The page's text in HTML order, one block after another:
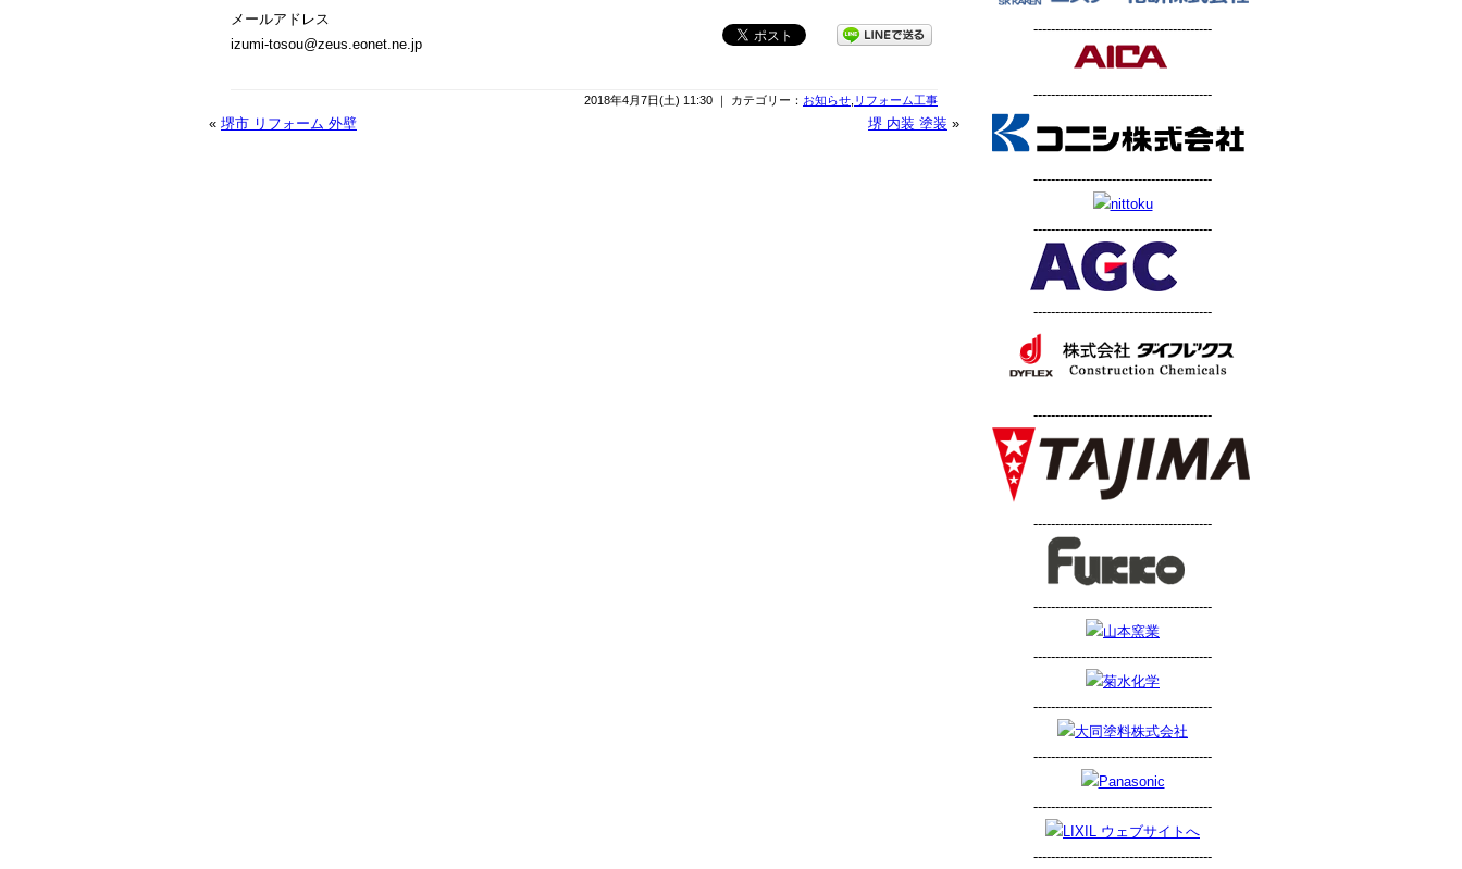
メールアドレス
izumi-tosou@zeus.eonet.ne.jp
2018年4月7日(土) 11:30 ｜ カテゴリー： お知らせ リフォーム工事
« 堺市 リフォーム 外壁 堺 内装 塗装 »
-----------------------------------------
-----------------------------------------
-----------------------------------------
-----------------------------------------
-----------------------------------------
-----------------------------------------
-----------------------------------------
-----------------------------------------
-----------------------------------------
-----------------------------------------
-----------------------------------------
-----------------------------------------
-----------------------------------------